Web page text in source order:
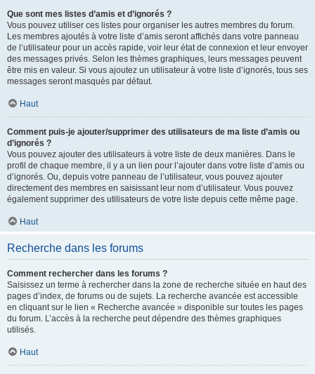
Que sont mes listes d’amis et d’ignorés ?
Vous pouvez utiliser ces listes pour organiser les autres membres du forum.
Les membres ajoutés à votre liste d’amis seront affichés dans votre panneau
de l’utilisateur pour un accès rapide, voir leur état de connexion et leur envoyer
des messages privés. Selon les thèmes graphiques, leurs messages peuvent
être mis en valeur. Si vous ajoutez un utilisateur à votre liste d’ignorés, tous ses
messages seront masqués par défaut.
Haut
Comment puis-je ajouter/supprimer des utilisateurs de ma liste d’amis ou
d’ignorés ?
Vous pouvez ajouter des utilisateurs à votre liste de deux manières. Dans le
profil de chaque membre, il y a un lien pour l’ajouter dans votre liste d’amis ou
d’ignorés. Ou, depuis votre panneau de l’utilisateur, vous pouvez ajouter
directement des membres en saisissant leur nom d’utilisateur. Vous pouvez
également supprimer des utilisateurs de votre liste depuis cette même page.
Haut
Recherche dans les forums
Comment rechercher dans les forums ?
Saisissez un terme à rechercher dans la zone de recherche située en haut des
pages d’index, de forums ou de sujets. La recherche avancée est accessible
en cliquant sur le lien « Recherche avancée » disponible sur toutes les pages
du forum. L’accès à la recherche peut dépendre des thèmes graphiques
utilisés.
Haut